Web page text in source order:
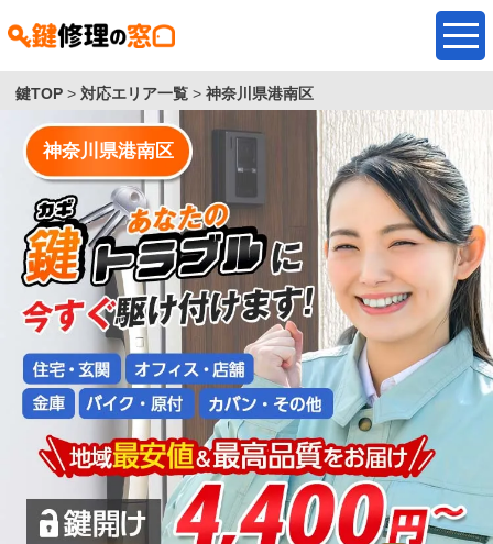
鍵TOP >対応エリア一覧 >神奈川県港南区
神奈川県港南区